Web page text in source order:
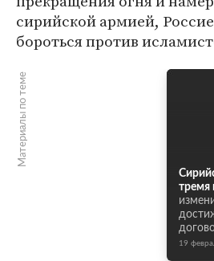
сирийской армией,
бороться против
Материалы по теме
тремя
19